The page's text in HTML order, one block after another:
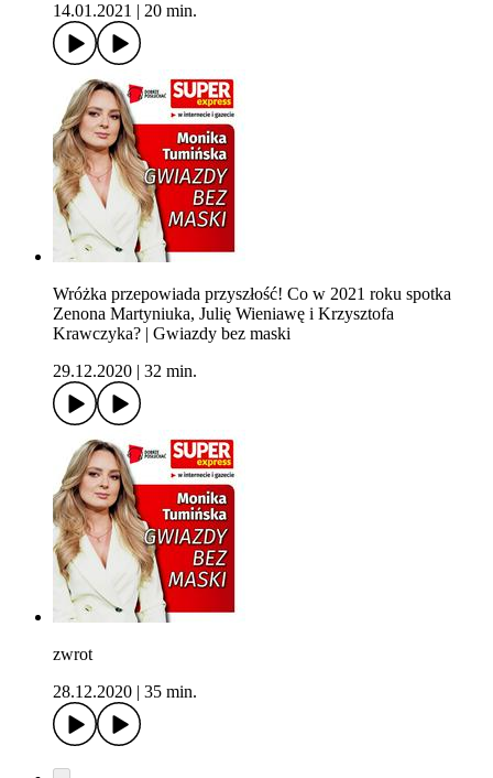
14.01.2021
20 min.
Wróżka przepowiada przyszłość! Co w 2021 roku spotka
Zenona Martyniuka, Julię Wieniawę i Krzysztofa
Krawczyka? | Gwiazdy bez maski
29.12.2020
32 min.
zwrot
28.12.2020
35 min.